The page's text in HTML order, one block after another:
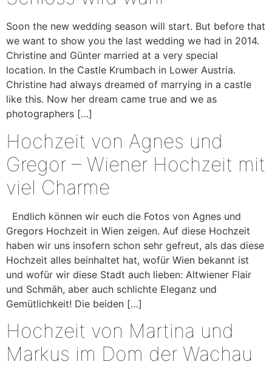
Soon the new wedding season will start. But before that
we want to show you the last wedding we had in 2014.
Christine and Günter married at a very special
location. In the Castle Krumbach in Lower Austria.
Christine had always dreamed of marrying in a castle
like this. Now her dream came true and we as
photographers […]
Hochzeit von Agnes und
Gregor – Wiener Hochzeit mit
viel Charme
Endlich können wir euch die Fotos von Agnes und
Gregors Hochzeit in Wien zeigen. Auf diese Hochzeit
haben wir uns insofern schon sehr gefreut, als das diese
Hochzeit alles beinhaltet hat, wofür Wien bekannt ist
und wofür wir diese Stadt auch lieben: Altwiener Flair
und Schmäh, aber auch schlichte Eleganz und
Gemütlichkeit! Die beiden […]
Hochzeit von Martina und
Markus im Dom der Wachau